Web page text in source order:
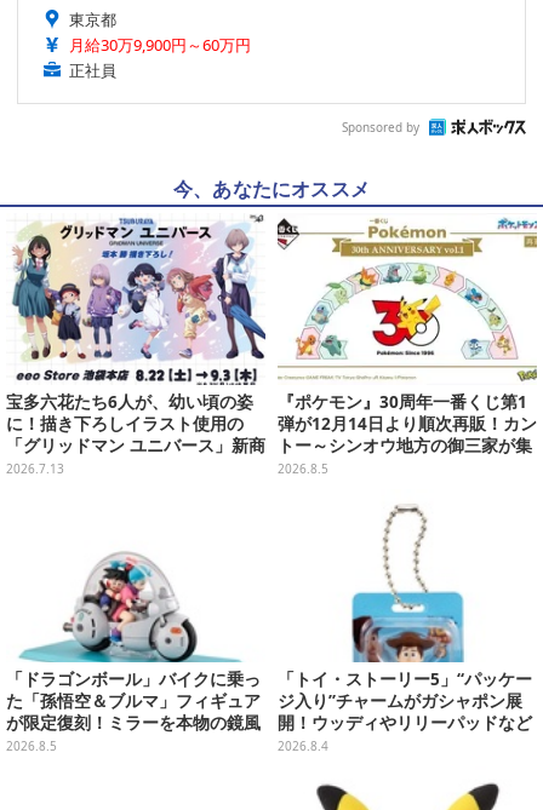
東京都
月給30万9,900円～60万円
正社員
Sponsored by
今、あなたにオススメ
宝多六花たち6人が、幼い頃の姿
に！描き下ろしイラスト使用の
「グリッドマン ユニバース」新商
品が8月22日発売
2026.7.13
『ポケモン』30周年一番くじ第1
弾が12月14日より順次再販！カン
トー～シンオウ地方の御三家が集
まった時計、ぬいぐるみなど記念
2026.8.5
「ドラゴンボール」バイクに乗っ
た「孫悟空＆ブルマ」フィギュア
が限定復刻！ミラーを本物の鏡風
や、ブルマの目元が映りこむ描写
2026.8.5
「トイ・ストーリー5」“パッケー
ジ入り”チャームがガシャポン展
開！ウッディやリリーパッドなど
全5種、裏面はキャラクターごと
2026.8.4